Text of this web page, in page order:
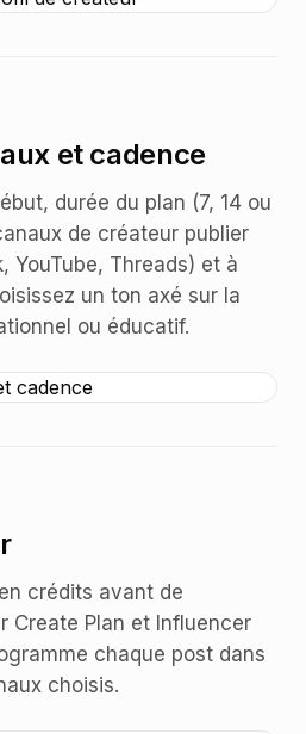
et cadence
durée du plan (7, 14 ou
de créateur publier
YouTube, Threads) et à
un ton axé sur la
ou éducatif.
crédits avant de
Create Plan et Influencer
chaque post dans
choisis.